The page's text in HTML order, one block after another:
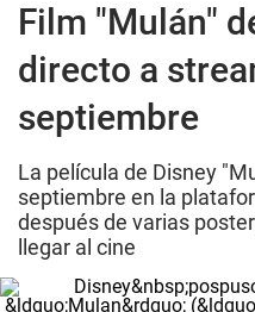
Film "Mulán"
directo a
septiembre
La película de Disney
septiembre en la
después de varias
llegar al cine